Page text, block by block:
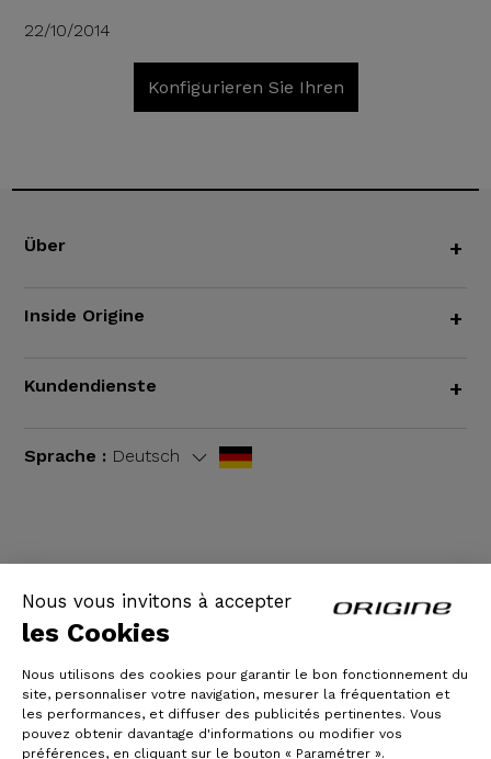
Nous vous invitons à accepter
les Cookies
Nous utilisons des cookies pour garantir le bon fonctionnement du
site, personnaliser votre navigation, mesurer la fréquentation et
les performances, et diffuser des publicités pertinentes. Vous
pouvez obtenir davantage d'informations ou modifier vos
préférences, en cliquant sur le bouton « Paramétrer ».
22/10/2014
Konfigurieren Sie Ihren
Über +
Inside Origine +
Kundendienste +
Sprache : Deutsch